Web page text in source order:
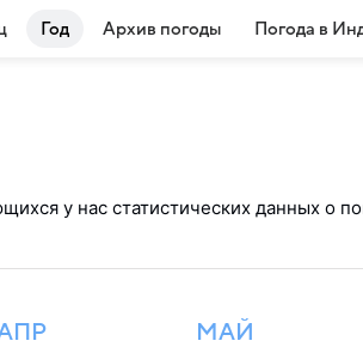
Год Архив погоды Погода в
у нас статистических данных о
МАЙ